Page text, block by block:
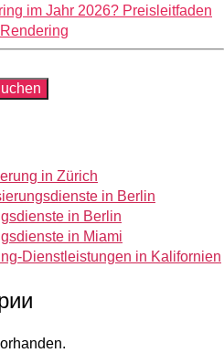
im Jahr 2026? Preisleitfaden
in Zürich
in Berlin
in Berlin
in Miami
Dienstleistungen in Kalifornien